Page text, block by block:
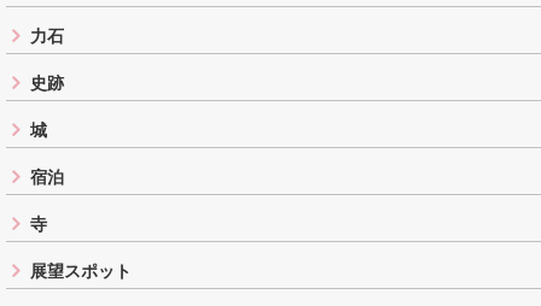
力石
史跡
城
宿泊
寺
展望スポット